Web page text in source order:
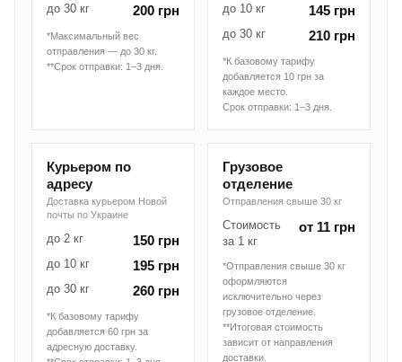
до 30 кг 200 грн
*Максимальный вес
отправления — до 30 кг.
**Срок отправки: 1–3 дня.
до 10 кг 145 грн
до 30 кг 210 грн
*К базовому тарифу
добавляется 10 грн за
каждое место.
Срок отправки: 1–3 дня.
Курьером по
адресу
Доставка курьером Новой
почты по Украине
до 2 кг 150 грн
до 10 кг 195 грн
до 30 кг 260 грн
*К базовому тарифу
добавляется 60 грн за
адресную доставку.
Грузовое
отделение
Отправления свыше 30 кг
Стоимость
за 1 кг
от 11 грн
*Отправления свыше 30 кг
оформляются
исключительно через
грузовое отделение.
**Итоговая стоимость
зависит от направления
доставки.